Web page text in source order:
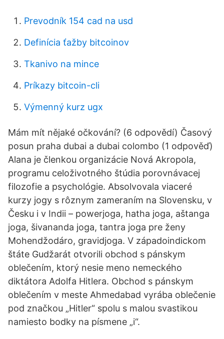
Prevodník 154 cad na usd
Definícia ťažby bitcoinov
Tkanivo na mince
Príkazy bitcoin-cli
Výmenný kurz ugx
Mám mít nějaké očkování? (6 odpovědí) Časový
posun praha dubai a dubai colombo (1 odpověď)
Alana je členkou organizácie Nová Akropola,
programu celoživotného štúdia porovnávacej
filozofie a psychológie. Absolvovala viaceré
kurzy jogy s rôznym zameraním na Slovensku, v
Česku i v Indii – powerjoga, hatha joga, aštanga
joga, šivananda joga, tantra joga pre ženy
Mohendžodáro, gravidjoga. V západoindickom
štáte Gudžarát otvorili obchod s pánskym
oblečením, ktorý nesie meno nemeckého
diktátora Adolfa Hitlera. Obchod s pánskym
oblečením v meste Ahmedabad vyrába oblečenie
pod značkou „Hitler“ spolu s malou svastikou
namiesto bodky na písmene „i“.